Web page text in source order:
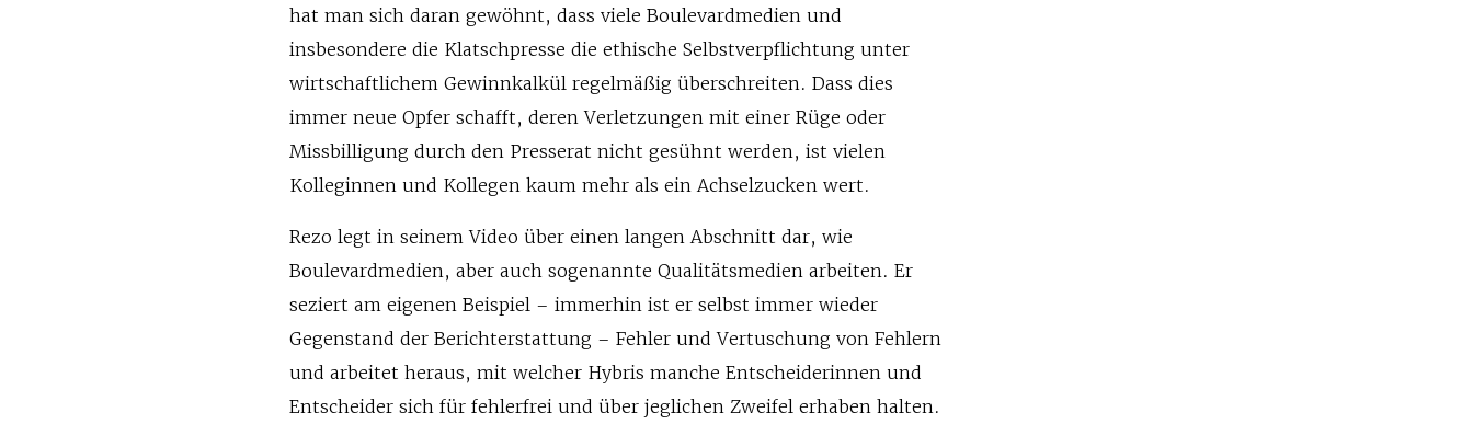
hat man sich daran gewöhnt, dass viele Boulevardmedien und
insbesondere die Klatschpresse die ethische Selbstverpflichtung unter
wirtschaftlichem Gewinnkalkül regelmäßig überschreiten. Dass dies
immer neue Opfer schafft, deren Verletzungen mit einer Rüge oder
Missbilligung durch den Presserat nicht gesühnt werden, ist vielen
Kolleginnen und Kollegen kaum mehr als ein Achselzucken wert.
Rezo legt in seinem Video über einen langen Abschnitt dar, wie
Boulevardmedien, aber auch sogenannte Qualitätsmedien arbeiten. Er
seziert am eigenen Beispiel – immerhin ist er selbst immer wieder
Gegenstand der Berichterstattung – Fehler und Vertuschung von Fehlern
und arbeitet heraus, mit welcher Hybris manche Entscheiderinnen und
Entscheider sich für fehlerfrei und über jeglichen Zweifel erhaben halten.